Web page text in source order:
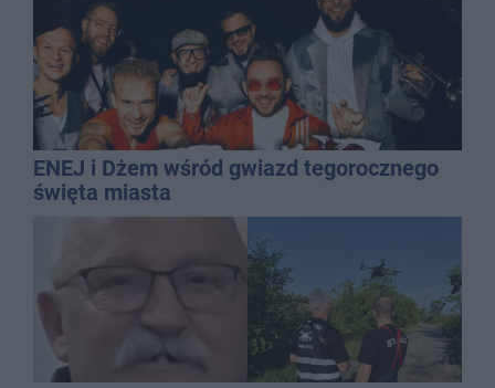
ENEJ i Dżem wśród gwiazd tegorocznego
święta miasta